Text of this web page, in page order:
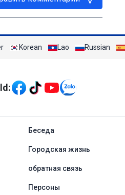
Korean Lao Russian
Nga
Беседа
Городская жизнь
обратная связь
Персоны